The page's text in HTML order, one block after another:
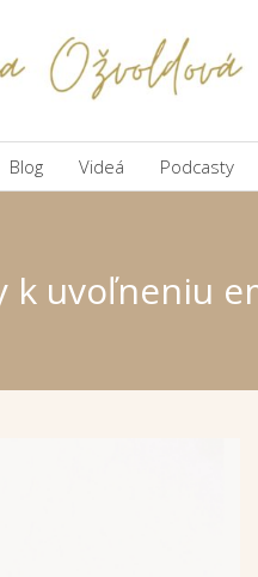
Blog Videá Podcasty
k uvoľneniu